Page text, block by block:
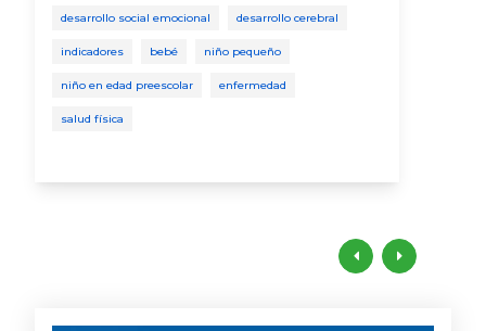
desarrollo social emocional desarrollo cerebral
indicadores bebé niño pequeño
niño en edad preescolar enfermedad
salud física